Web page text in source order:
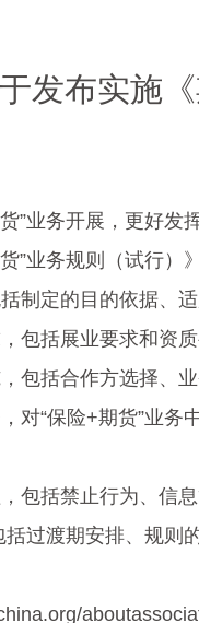
发布实施
”业务开展，更好发
货”业务规则（试行
括制定的目的依据、
，包括展业要求和资
，包括合作方选择、
，对“保险+期货”业
，包括禁止行为、信
括过渡期安排、规则